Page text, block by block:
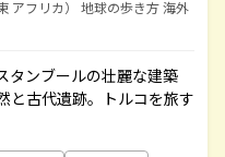
アフリカ） 地球の歩き方 海外
タンブールの壮麗な建築
と古代遺跡。トルコを旅す